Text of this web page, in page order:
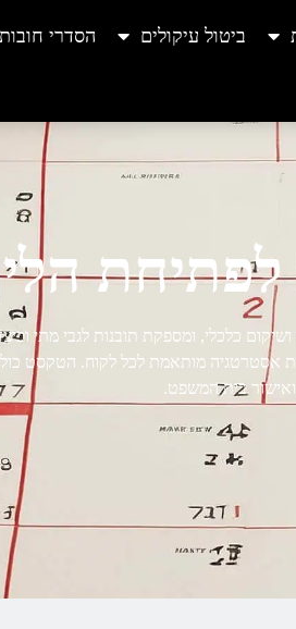
ביטול עיקולים הסדרי חובות
לפתיחת
כלכלי, ומספקת תובנות לגבי מתי
אסטרטגיה מותאמת לכל לקוח. הטקסט
ואישור בית המשפט.